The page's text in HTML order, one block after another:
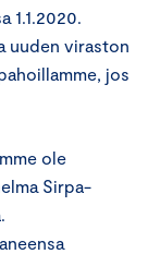
1.1.2020.
uuden viraston
jos
ole
Sirpa-